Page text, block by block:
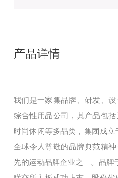
产品详情
我们是一家集品牌、研发、
综合性用品公司，其产品包括
时尚休闲等多品类，集团成立
全球令人尊敬的品牌典范精
先的运动品牌企业之一。品牌